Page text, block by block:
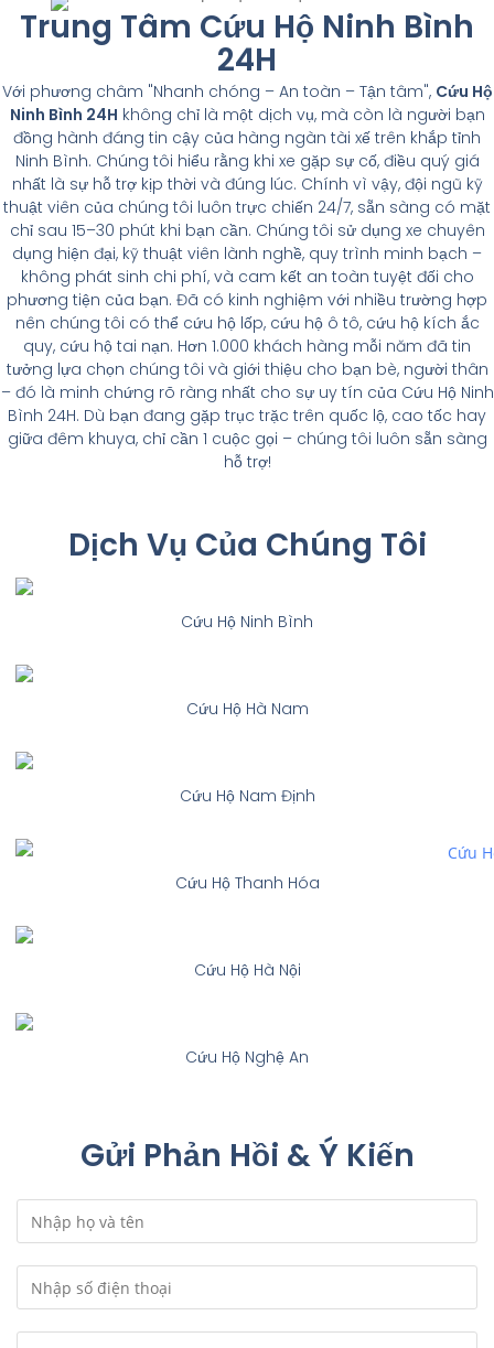
Trung Tâm Cứu Hộ Ninh Bình
24H
Với phương châm "Nhanh chóng – An toàn – Tận tâm", Cứu Hộ
Ninh Bình 24H không chỉ là một dịch vụ, mà còn là người bạn
đồng hành đáng tin cậy của hàng ngàn tài xế trên khắp tỉnh
Ninh Bình. Chúng tôi hiểu rằng khi xe gặp sự cố, điều quý giá
nhất là sự hỗ trợ kịp thời và đúng lúc. Chính vì vậy, đội ngũ kỹ
thuật viên của chúng tôi luôn trực chiến 24/7, sẵn sàng có mặt
chỉ sau 15–30 phút khi bạn cần. Chúng tôi sử dụng xe chuyên
dụng hiện đại, kỹ thuật viên lành nghề, quy trình minh bạch –
không phát sinh chi phí, và cam kết an toàn tuyệt đối cho
phương tiện của bạn. Đã có kinh nghiệm với nhiều trường hợp
nên chúng tôi có thể cứu hộ lốp, cứu hộ ô tô, cứu hộ kích ắc
quy, cứu hộ tai nạn. Hơn 1.000 khách hàng mỗi năm đã tin
tưởng lựa chọn chúng tôi và giới thiệu cho bạn bè, người thân
– đó là minh chứng rõ ràng nhất cho sự uy tín của Cứu Hộ Ninh
Bình 24H. Dù bạn đang gặp trục trặc trên quốc lộ, cao tốc hay
giữa đêm khuya, chỉ cần 1 cuộc gọi – chúng tôi luôn sẵn sàng
hỗ trợ!
Dịch Vụ Của Chúng Tôi
Cứu Hộ Ninh Bình
Cứu Hộ Hà Nam
Cứu Hộ Nam Định
Cứu Hộ Thanh Hóa
Cứu Hộ Hà Nội
Cứu Hộ Nghệ An
Gửi Phản Hồi & Ý Kiến
ọ
V
ố
Đ